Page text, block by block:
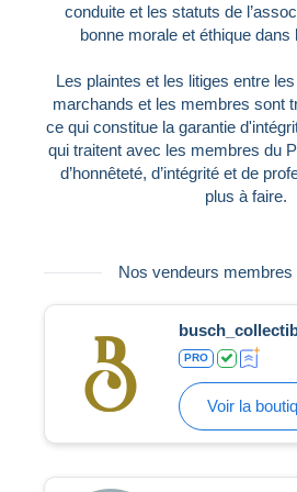
conduite et les statuts de
bonne morale et éthique
Les plaintes et les litiges entre
marchands et les membres sont
ce qui constitue la garantie
qui traitent avec les membres du
d’honnêteté, d’intégrité et de
plus à faire.
Nos vendeurs membres
PRO
Voir la